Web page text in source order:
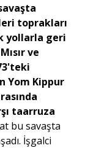
toprakları
yollarla geri
ve
Yom Kippur
taarruza
bu savaşta
İşgalci